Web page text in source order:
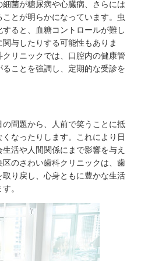
菌が糖尿病や心臓病、さらには
とが明らかになっています。虫
ると、血糖コントロールが難し
与したりする可能性もありま
リニックでは、口腔内の健康管
ことを強調し、定期的な受診を
問題から、人前で笑うことに抵
なったりします。これにより日
活や人間関係にまで影響を与え
のさわい歯科クリニックは、歯
り戻し、心身ともに豊かな生活
。